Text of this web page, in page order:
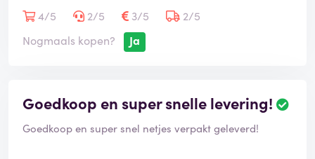
4/5
2/5 3/5
2/5
Nogmaals kopen?
Ja
Goedkoop en super snelle levering!
Goedkoop en super snel netjes verpakt geleverd!